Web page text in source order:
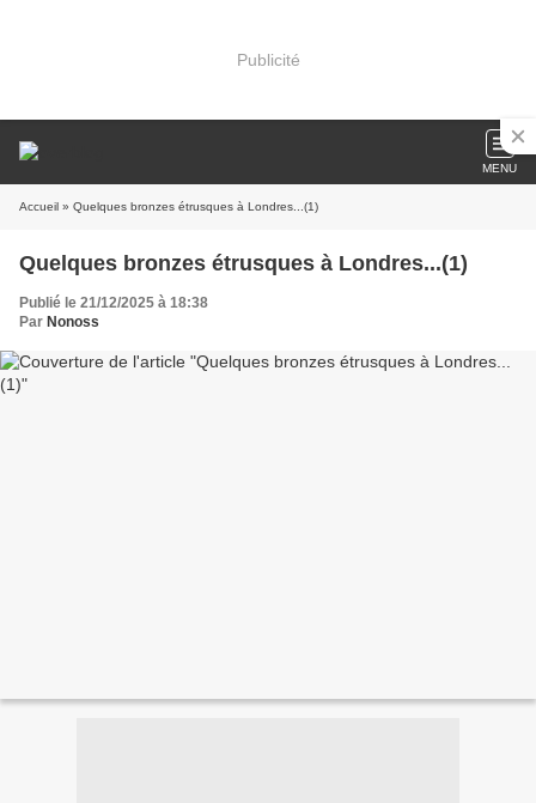
Publicité
MENU
Accueil » Quelques bronzes étrusques à Londres...(1)
Quelques bronzes étrusques à Londres...(1)
Publié le 21/12/2025 à 18:38
Par Nonoss